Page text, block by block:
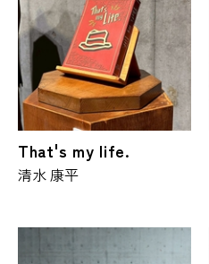
That's my life.
清水 康平